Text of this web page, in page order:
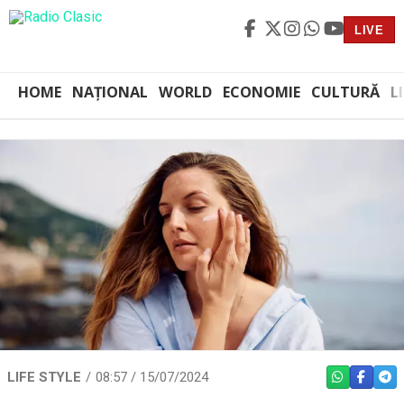
LIVE
HOME NAȚIONAL WORLD ECONOMIE CULTURĂ
LIFE STYLE 08:57 / 15/07/2024 WHATSAPP